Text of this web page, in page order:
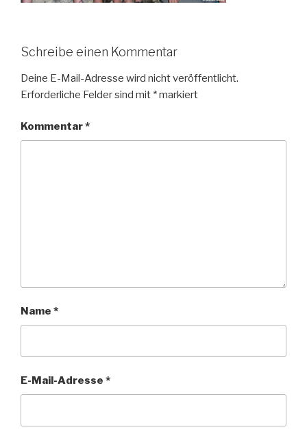
Schreibe einen Kommentar
Deine E-Mail-Adresse wird nicht veröffentlicht.
Erforderliche Felder sind mit *markiert
Kommentar*
Name *
E-Mail-Adresse *